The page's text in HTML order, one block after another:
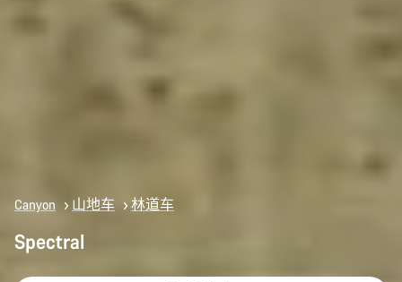
Canyon 山地车 林道车
Spectral